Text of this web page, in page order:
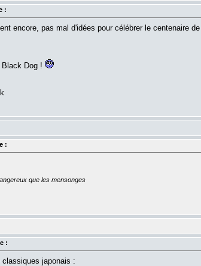
:
encore, pas mal d'idées pour célébrer le centenaire
Dog !
:
que les mensonges
:
japonais :